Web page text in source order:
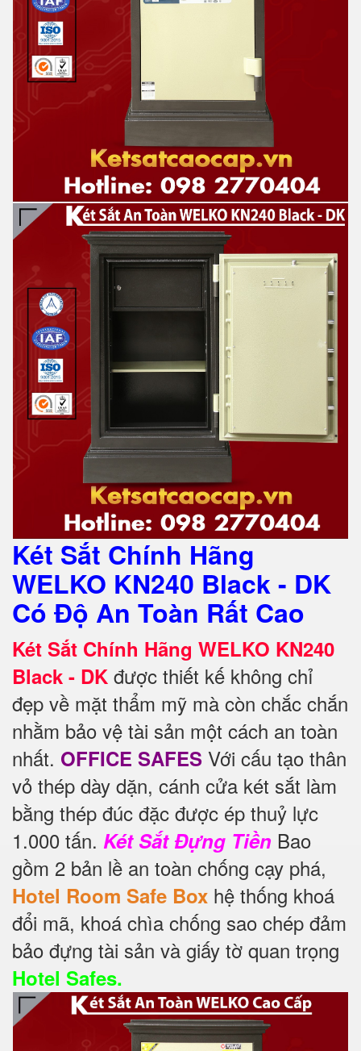
Két Sắt Chính Hãng
WELKO KN240 Black - DK
Có Độ An Toàn Rất Cao
Két Sắt Chính Hãng WELKO KN240
Black - DK được thiết kế không chỉ
đẹp về mặt thẩm mỹ mà còn chắc chắn
nhằm bảo vệ tài sản một cách an toàn
nhất. OFFICE SAFES Với cấu tạo thân
vỏ thép dày dặn, cánh cửa két sắt làm
bằng thép đúc đặc được ép thuỷ lực
1.000 tấn. Két Sắt Đựng Tiền Bao
gồm 2 bản lề an toàn chống cạy phá,
Hotel Room Safe Box hệ thống khoá
đổi mã, khoá chìa chống sao chép đảm
bảo đựng tài sản và giấy tờ quan trọng
Hotel Safes.